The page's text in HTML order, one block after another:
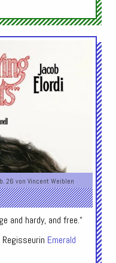
Audio-
Player
26 von Vincent Weiblen
and hardy, and free.“
Emerald